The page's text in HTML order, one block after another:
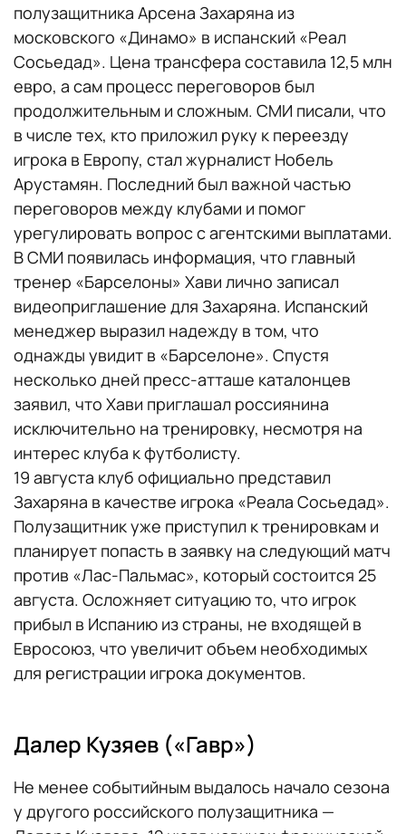
полузащитника Арсена Захаряна из
московского «Динамо» в испанский «Реал
Сосьедад». Цена трансфера составила 12,5 млн
евро, а сам процесс переговоров был
продолжительным и сложным. СМИ писали, что
в числе тех, кто приложил руку к переезду
игрока в Европу, стал журналист Нобель
Арустамян. Последний был важной частью
переговоров между клубами и помог
урегулировать вопрос с агентскими выплатами.
В СМИ появилась информация, что главный
тренер «Барселоны» Хави лично записал
видеоприглашение для Захаряна. Испанский
менеджер выразил надежду в том, что
однажды увидит в «Барселоне». Спустя
несколько дней пресс-атташе каталонцев
заявил, что Хави приглашал россиянина
исключительно на тренировку, несмотря на
интерес клуба к футболисту.
19 августа клуб официально представил
Захаряна в качестве игрока «Реала Сосьедад».
Полузащитник уже приступил к тренировкам и
планирует попасть в заявку на следующий матч
против «Лас-Пальмас», который состоится 25
августа. Осложняет ситуацию то, что игрок
прибыл в Испанию из страны, не входящей в
Евросоюз, что увеличит объем необходимых
для регистрации игрока документов.
Далер Кузяев («Гавр»)
Не менее событийным выдалось начало сезона
у другого российского полузащитника —